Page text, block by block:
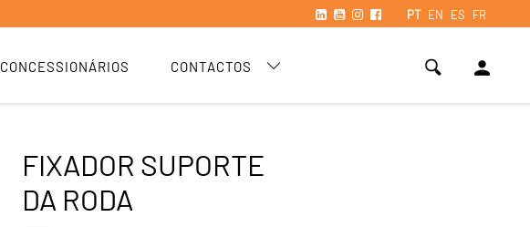
PT EN ES FR
CONCESSIONÁRIOS CONTACTOS person
FIXADOR SUPORTE
DA RODA